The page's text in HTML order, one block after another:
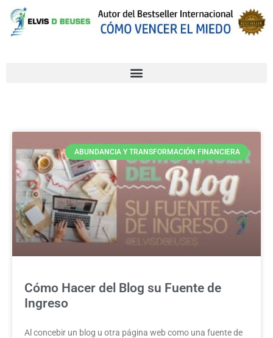
ABUNDANCIA Y TRANSFORMACIÓN FINANCIERA
Cómo Hacer del Blog su Fuente de
Ingreso
Al concebir un blog u otra página web como una fuente de